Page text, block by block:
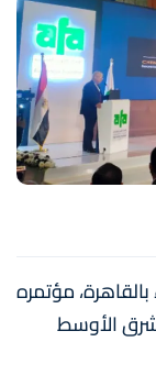
بالقاهرة، مؤتمره
36 دولة من الشرق الأوسط